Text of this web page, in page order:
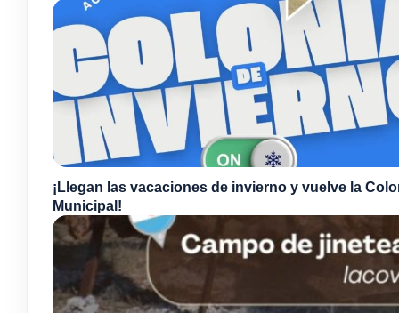
¡Llegan las vacaciones de invierno y vuelve la
Municipal!